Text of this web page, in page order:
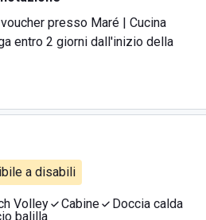
presso Maré | Cucina
entro 2 giorni dall'inizio della
a disabili
Volley Cabine
Doccia calda
balilla